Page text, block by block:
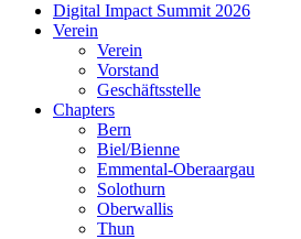
Digital Impact Summit 2026
Verein
Verein
Vorstand
Geschäftsstelle
Chapters
Bern
Biel/Bienne
Emmental-Oberaargau
Solothurn
Oberwallis
Thun